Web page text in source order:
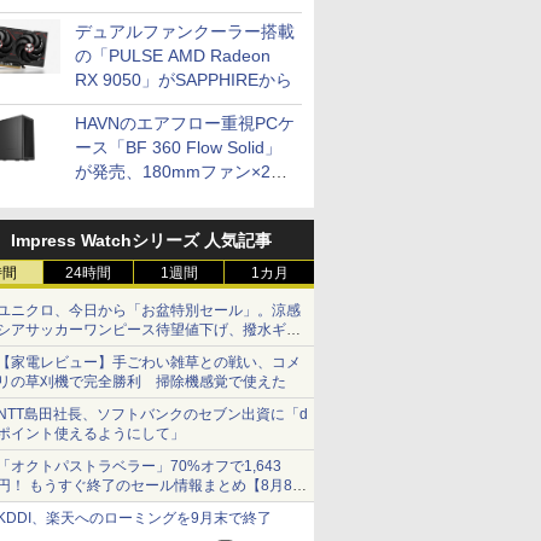
開発
デュアルファンクーラー搭載
の「PULSE AMD Radeon
RX 9050」がSAPPHIREから
HAVNのエアフロー重視PCケ
ース「BF 360 Flow Solid」
が発売、180mmファン×2搭
Impress Watchシリーズ 人気記事
24時間 1週間 1カ月
ニクロ、今日から「お盆特別セール」。涼感
アサッカーワンピース待望値下げ、撥水ギア
ョーツは1990円に
家電レビュー】手ごわい雑草との戦い、コメ
の草刈機で完全勝利 掃除機感覚で使えた
島田社長、ソフトバンクのセブン出資に「d
イント使えるようにして」
オクトパストラベラー」70%オフで1,643
！ もうすぐ終了のセール情報まとめ【8月8日
新】
ンテンドーeショップでは「大神 絶景版」が
、楽天へのローミングを9月末で終了